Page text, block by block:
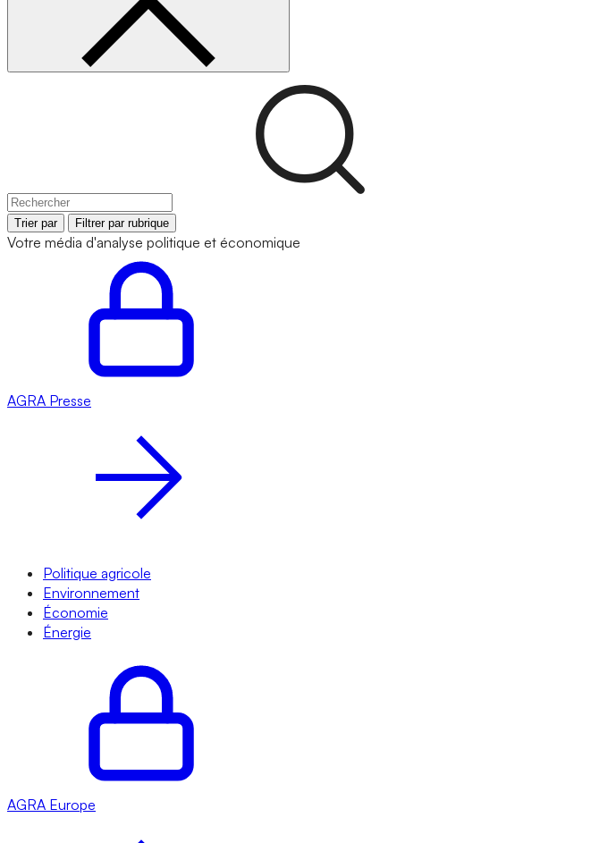
Trier par Filtrer par rubrique
Votre média d'analyse politique et économique
AGRA Presse
Politique agricole
Environnement
Économie
Énergie
AGRA Europe